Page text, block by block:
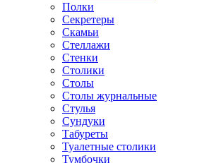
Полки
Секретеры
Скамьи
Стеллажи
Стенки
Столики
Столы
Столы журнальные
Стулья
Сундуки
Табуреты
Туалетные столики
Тумбочки